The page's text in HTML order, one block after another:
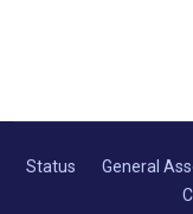
Status General